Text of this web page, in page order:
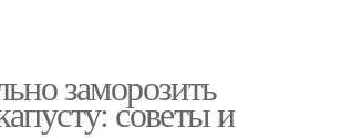
заморозить
советы и